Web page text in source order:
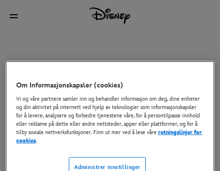
Om Informasjonskapsler (cookies)
Vi og våre partnere samler inn og behandler informasjon om deg, dine enheter
og din aktivitet på internett ved hjelp av teknologier som informasjonskapsler
for å levere, analysere og forbedre tjenestene våre, for å persontilpasse innhold
eller reklame på dette eller andre nettsteder, apper eller plattformer, og for å
tilby sosiale nettverksfunksjoner. Finn ut mer ved å lese våreretningslinjer for
cookies.
Administrer innstillinger